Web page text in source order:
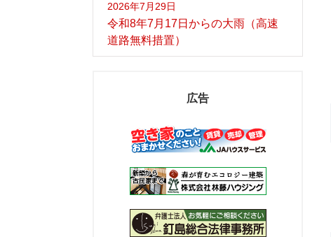
2026年7月29日
令和8年7月17日からの大雨（高速
道路無料措置）
広告